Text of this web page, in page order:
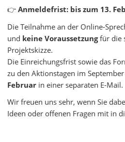
👉 Anmeldefrist: bis zum 13.
Die Teilnahme an der Online-
und keine Voraussetzungfür die
Projektskizze.
Die Einreichungsfrist sowie das
zu den Aktionstagen im September
Februar in einer separaten E-Mail.
Wir freuen uns sehr, wenn Sie
Ideen oder offenen Fragen mit in